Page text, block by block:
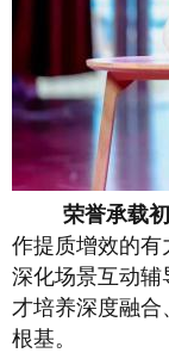
荣誉承载
作提质增效的
深化场景互动
才培养深度融
根基。